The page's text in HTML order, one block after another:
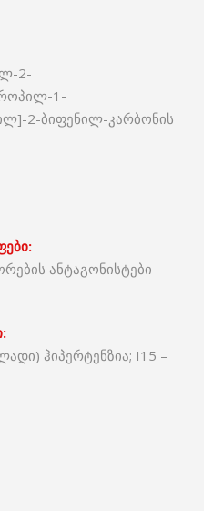
2-
1-
2-ბიფენილ-კარბონის
ანტაგონისტები
ჰიპერტენზია; I15 –